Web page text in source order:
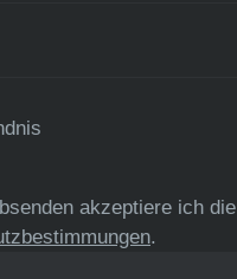
akzeptiere ich die
.